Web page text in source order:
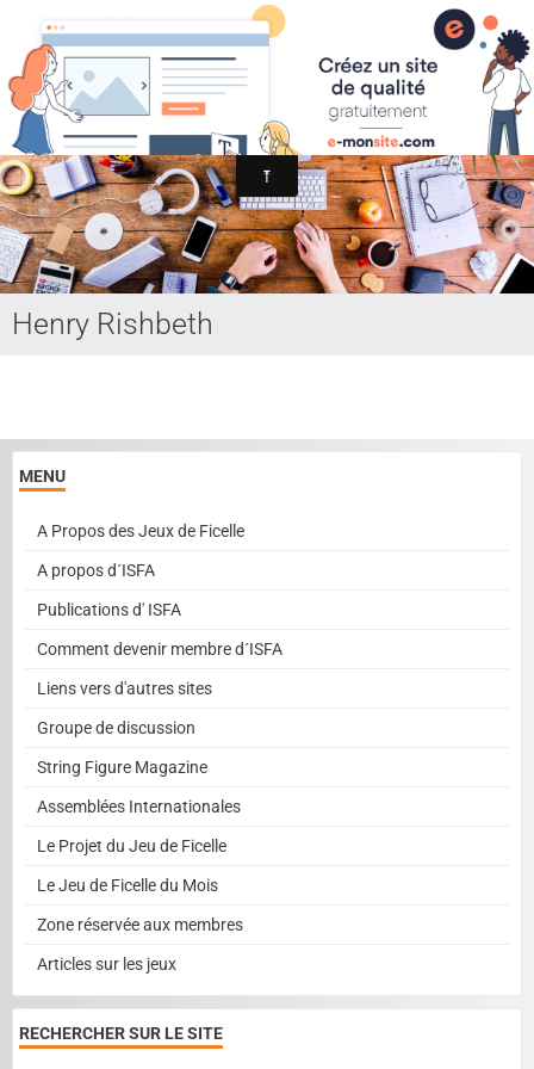
Association Internationale du Jeu de Ficelle
Page d'accueil
Derniers ajouts
Henry Rishbeth
MENU
A Propos des Jeux de Ficelle
A propos d´ISFA
Publications d' ISFA
Comment devenir membre d´ISFA
Liens vers d'autres sites
Groupe de discussion
String Figure Magazine
Assemblées Internationales
Le Projet du Jeu de Ficelle
Le Jeu de Ficelle du Mois
Zone réservée aux membres
Articles sur les jeux
RECHERCHER SUR LE SITE